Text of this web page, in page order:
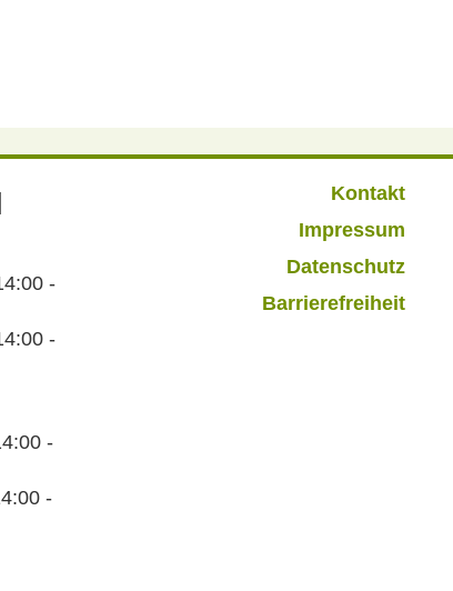
-
-
-
-
Kontakt
Impressum
Datenschutz
Barrierefreiheit